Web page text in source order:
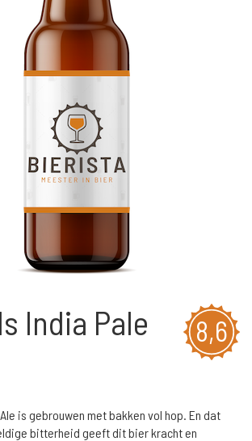
8,6
India Pale
is gebrouwen met bakken vol hop. En dat
bitterheid geeft dit bier kracht en